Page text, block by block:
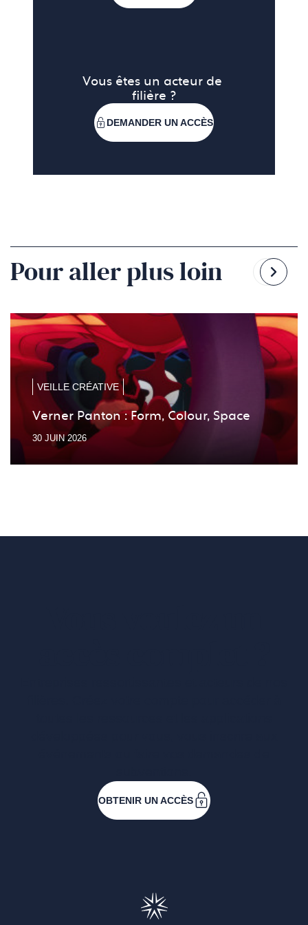
Vous êtes un acteur de
filière ?
DEMANDER UN ACCÈS
Pour aller plus loin
lala
VEILLE CRÉATIVE
Verner Panton : Form, Colour, Space
30 JUIN 2026
OBTENIR UN ACCÈS